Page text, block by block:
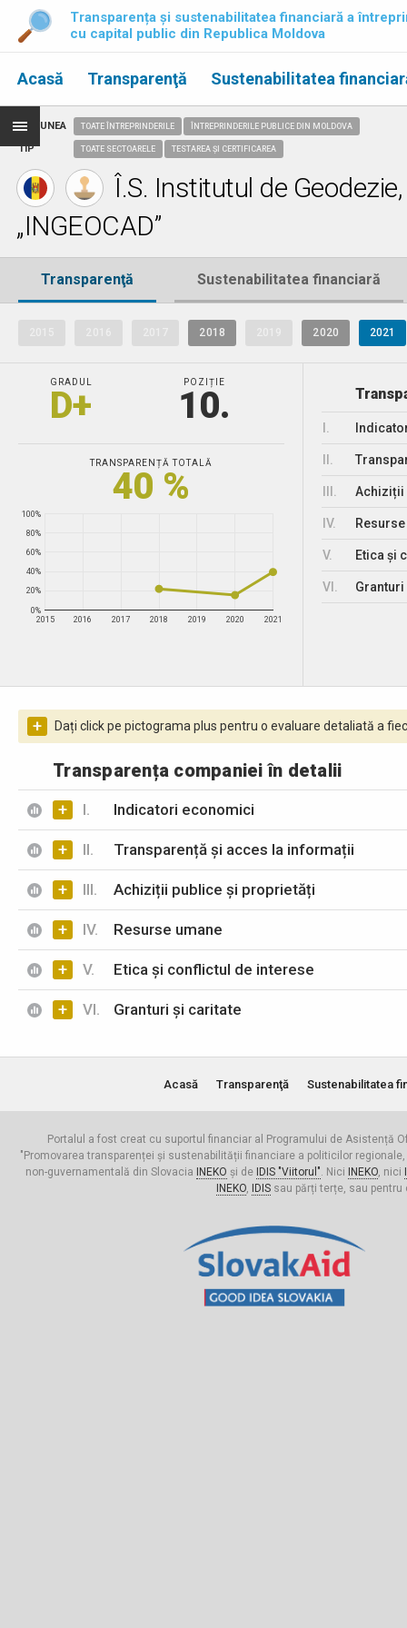
Transparența și sustenabilitatea financiară a
cu capital public din Republica Moldova
Acasă Transparenţă Sustenabilitatea
REGIUNEA
TIP
TOATE ÎNTREPRINDERILE ÎNTREPRINDERILE PUBLICE DIN MOLDOVA
TOATE SECTOARELE TESTAREA ȘI CERTIFICAREA
Î.S. Institutul de
„INGEOCAD”
Transparenţă Sustenabilitatea financiară
2018 2020 2021
GRADUL
D+
POZIȚIE
10.
TRANSPARENȚĂ TOTALĂ
40 %
2015 2016 2017 2018 2019 2020 2021
0%
20%
40%
60%
80%
100%
Achiziții
IV.
V. Etica și
VI.
+ Dați click pe pictograma plus pentru o evaluare detaliată a
Transparența companiei în detalii
+ I. Indicatori economici
+ II. Transparență și acces la informații
+ III. Achiziții publice și proprietăți
+ IV. Resurse umane
+ V. Etica și conflictul de interese
+ VI. Granturi și caritate
Acasă Transparenţă Sustenabilitatea
Portalul a fost creat cu suportul financiar al Programului de Asistență
"Promovarea transparenței și sustenabilității financiare a politicilor
non-guvernamentală din Slovacia
INEKO și de IDIS "Viitorul". Nici INEKO, nici
INEKO, IDISsau părți terțe, sau pentru